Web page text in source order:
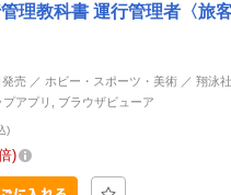
理教科書 運行管理者〈旅
売 ／ ホビー・スポーツ・美術 ／ 翔泳
アプリ, ブラウザビューア
)